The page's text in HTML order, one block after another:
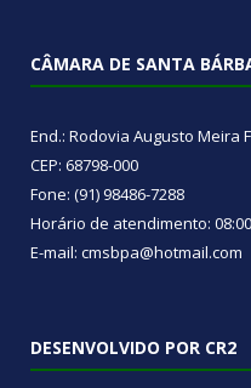
CÂMARA DE SANTA
End.: Rodovia Augusto Meira
CEP: 68798-000
Fone: (91) 98486-7288
Horário de atendimento:
E-mail: cmsbpa@hotmail.com
DESENVOLVIDO POR CR2